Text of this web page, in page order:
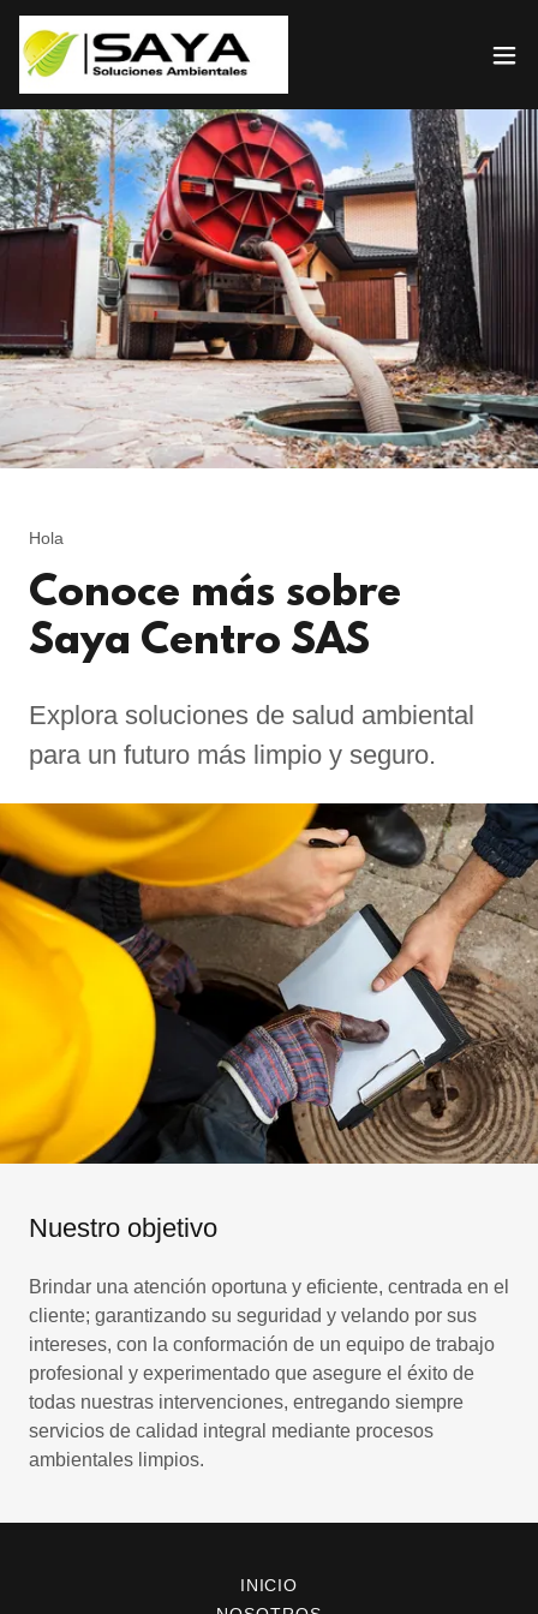
Hola
Conoce más sobre
Saya Centro SAS
Explora soluciones de salud ambiental
para un futuro más limpio y seguro.
Nuestro objetivo
Brindar una atención oportuna y eficiente, centrada en el
cliente; garantizando su seguridad y velando por sus
intereses, con la conformación de un equipo de trabajo
profesional y experimentado que asegure el éxito de
todas nuestras intervenciones, entregando siempre
servicios de calidad integral mediante procesos
ambientales limpios.
INICIO